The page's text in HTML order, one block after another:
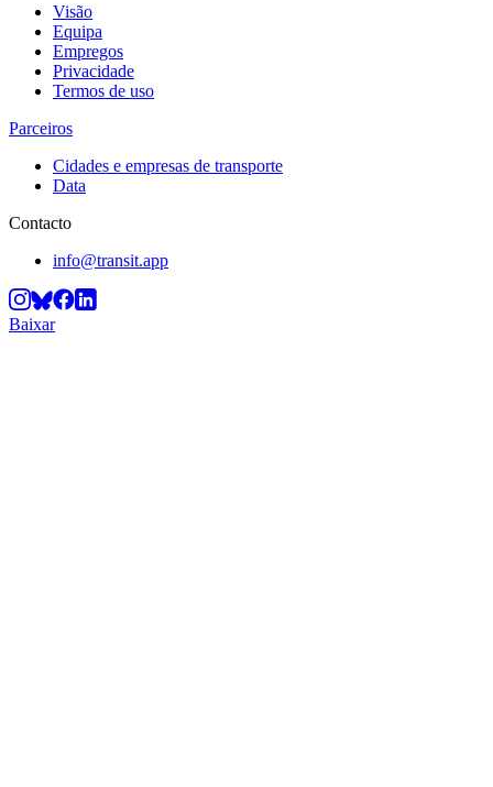
Visão
Equipa
Empregos
Privacidade
Termos de uso
Parceiros
Cidades e empresas de transporte
Data
Contacto
info@transit.app
Baixar